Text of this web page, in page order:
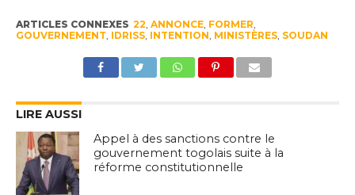
ARTICLES CONNEXES 22 ANNONCE, FORMER
GOUVERNEMENT IDRISS, INTENTION MINISTÈRES, SOUDAN
LIRE AUSSI
Appel à des sanctions contre le
gouvernement togolais suite à la
réforme constitutionnelle